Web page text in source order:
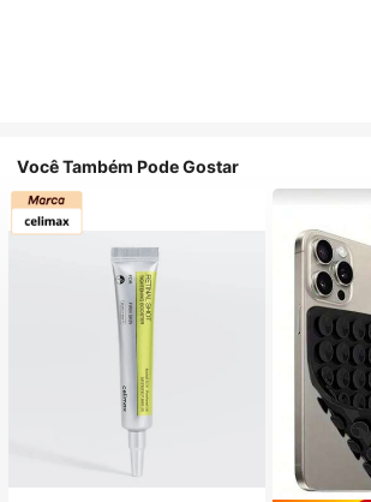
Você Também Pode Gostar